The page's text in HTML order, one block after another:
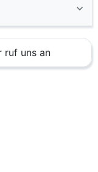
ruf uns an